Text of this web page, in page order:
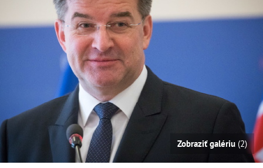
Zobraziť galériu (2)